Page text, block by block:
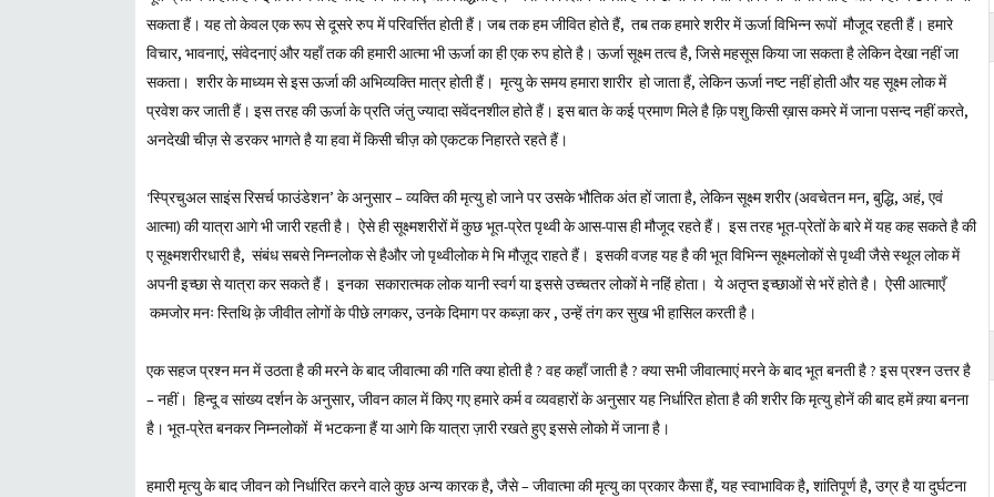
सकता हैं। यह तो केवल एक रूप से दूसरे रुप में परिवर्त्तित होती हैं। जब तक हम जीवित होते हैं, तब तक हमारे शरीर में ऊर्जा विभिन्न रूपों मौजूद रहती हैं। हमारे
विचार, भावनाएं, संवेदनाएं और यहाँ तक की हमारी आत्मा भी ऊर्जा का ही एक रुप होते है। ऊर्जा सूक्ष्म तत्व है, जिसे महसूस किया जा सकता है लेकिन देखा नहीं जा
सकता। शरीर के माध्यम से इस ऊर्जा की अभिव्यक्ति मात्र होती हैं। मृत्यु के समय हमारा शारीर हो जाता हैं, लेकिन ऊर्जा नष्ट नहीं होती और यह सूक्ष्म लोक में
प्रवेश कर जाती हैं। इस तरह की ऊर्जा के प्रति जंतु ज्यादा सवेंदनशील होते हैं। इस बात के कई प्रमाण मिले है क़ि पशु किसी ख़ास कमरे में जाना पसन्द नहीं करते,
अनदेखी चीज़ से डरकर भागते है या हवा में किसी चीज़ को एकटक निहारते रहते हैं।
‘स्प्रिचुअल साइंस रिसर्च फाउंडेशन’ के अनुसार – व्यक्ति की मृत्यु हो जाने पर उसके भौतिक अंत हों जाता है, लेकिन सूक्ष्म शरीर (अवचेतन मन, बुद्धि, अहं, एवं
आत्मा) की यात्रा आगे भी जारी रहती है। ऐसे ही सूक्ष्मशरीरों में कुछ भूत-प्रेत पृथ्वी के आस-पास ही मौजूद रहते हैं। इस तरह भूत-प्रेतों के बारे में यह कह सकते है की
ए सूक्ष्मशरीरधारी है, संबंध सबसे निम्नलोक से हैऔर जो पृथ्वीलोक मे भि मौज़ूद राहते हैं। इसकी वजह यह है की भूत विभिन्न सूक्ष्मलोकों से पृथ्वी जैसे स्थूल लोक में
अपनी इच्छा से यात्रा कर सकते हैं। इनका सकारात्मक लोक यानी स्वर्ग या इससे उच्चतर लोकों मे नहिं होता। ये अतृप्त इच्छाओं से भरें होते है। ऐसी आत्माएँ
कमजोर मनः स्तिथि क़े जीवीत लोगों के पीछे लगकर, उनके दिमाग पर कब्ज़ा कर , उन्हें तंग कर सुख भी हासिल करती है।
एक सहज प्रश्न मन में उठता है की मरने के बाद जीवात्मा की गति क्या होती है ? वह कहाँ जाती है ? क्या सभी जीवात्माएं मरने के बाद भूत बनती है ? इस प्रश्न उत्तर है
– नहीं। हिन्दू व सांख्य दर्शन के अनुसार, जीवन काल में किए गए हमारे कर्म व व्यवहारों के अनुसार यह निर्धारित होता है की शरीर कि मृत्यु होनें की बाद हमें क़्या बनना
है। भूत-प्रेत बनकर निम्नलोकों में भटकना हैं या आगे कि यात्रा ज़ारी रखते हुए इससे लोको में जाना है।
हमारी मृत्यु के बाद जीवन को निर्धारित करने वाले कुछ अन्य कारक है, जैसे – जीवात्मा की मृत्यु का प्रकार कैसा हैं, यह स्वाभाविक है, शांतिपूर्ण है, उग्र है या दुर्घटना